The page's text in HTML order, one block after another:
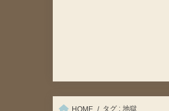
HOME タグ : 地獄